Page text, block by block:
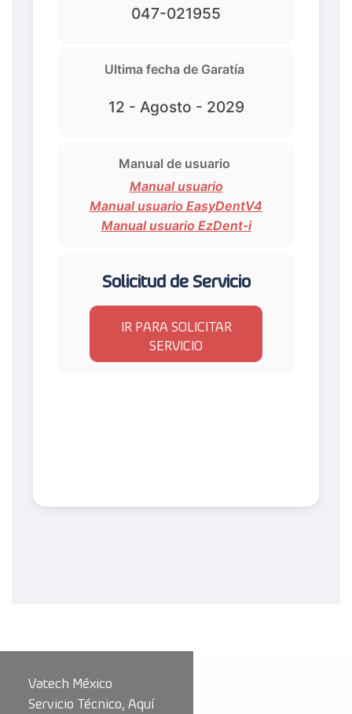
047-021955
Ultima fecha de Garatía
12 - Agosto - 2029
Manual de usuario
Manual usuario
Manual usuario EasyDentV4
Manual usuario EzDent-i
Solicitud de Servicio
IR PARA SOLICITAR
SERVICIO
Vatech México
Servicio Técnico, Aquí